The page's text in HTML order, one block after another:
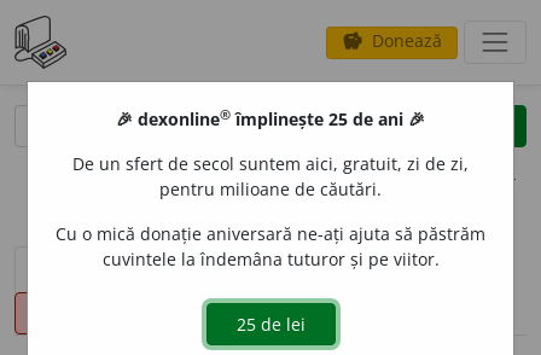
savings Donează
clear
opțiuni
sinteza definițiilor (1) definiții (23)
declinări
🎉 dexonline® împlinește 25 de ani 🎉
De un sfert de secol suntem aici, gratuit, zi de zi,
pentru milioane de căutări.
Cu o mică donație aniversară ne-ați ajuta să păstrăm
cuvintele la îndemâna tuturor și pe viitor.